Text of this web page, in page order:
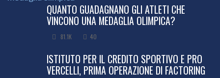
QUANTO GUADAGNANO GLI ATLETI CHE
VINCONO UNA MEDAGLIA OLIMPICA?
81.1K 40
ISTITUTO PER IL CREDITO SPORTIVO E PRO
VERCELLI, PRIMA OPERAZIONE DI FACTORING